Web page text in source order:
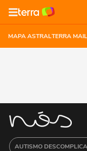
MAPA ASTRALTERRA MAIL
AUTISMO